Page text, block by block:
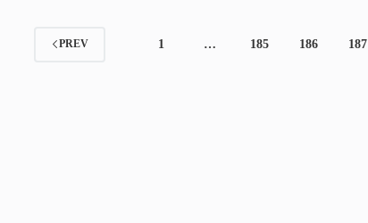
PREV 1 … 185 186 187